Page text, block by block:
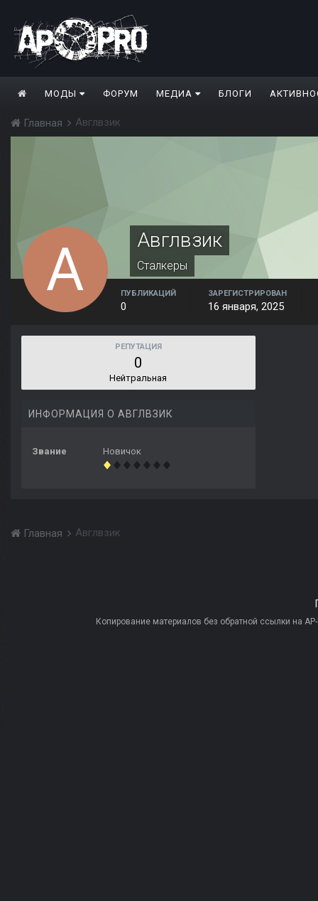
МОДЫ ФОРУМ МЕДИА БЛОГИ
Главная Авглвзик
Авглвзик
Сталкеры
ПУБЛИКАЦИЙ
0
ЗАРЕГИСТРИРОВАН
16 января, 2025
РЕПУТАЦИЯ
0
Нейтральная
ИНФОРМАЦИЯ О АВГЛВЗИК
Звание Новичок
Главная Авглвзик
Копирование материалов без обратной ссылки на